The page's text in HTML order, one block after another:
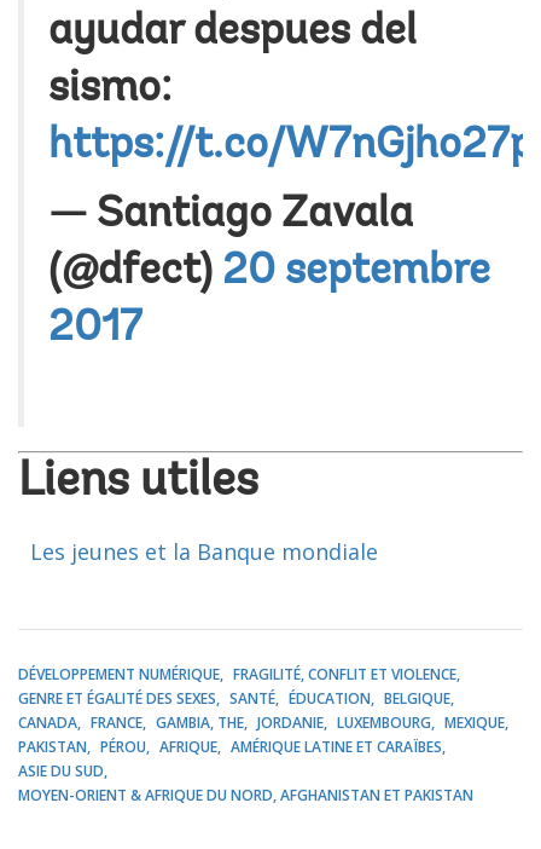
ayudar despues del
sismo:
https://t.co/W7nGjho27p
— Santiago Zavala
(@dfect) 20 septembre
2017
Liens utiles
Les jeunes et la Banque mondiale
DÉVELOPPEMENT NUMÉRIQUE
FRAGILITÉ, CONFLIT ET VIOLENCE
GENRE ET ÉGALITÉ DES SEXES
SANTÉ ÉDUCATION
BELGIQUE
CANADA
FRANCE GAMBIA, THE JORDANIE LUXEMBOURG
MEXIQUE
PAKISTAN
PÉROU AFRIQUE
AMÉRIQUE LATINE ET CARAÏBES
ASIE DU SUD
MOYEN-ORIENT & AFRIQUE DU NORD, AFGHANISTAN ET PAKISTAN